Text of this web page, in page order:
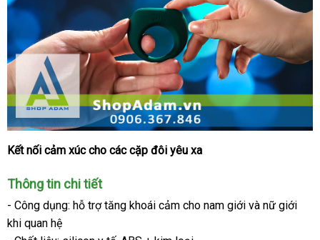
Vòng
cậu
nhỏ
rung
Kết nối cảm xúc cho thống
các cặp đôi yêu xa
Thông tin chi tiết
- Công dụng: hỗ trợ tăng khoái cảm cho nam giới dễ
và nữ giới
khi quan hệ